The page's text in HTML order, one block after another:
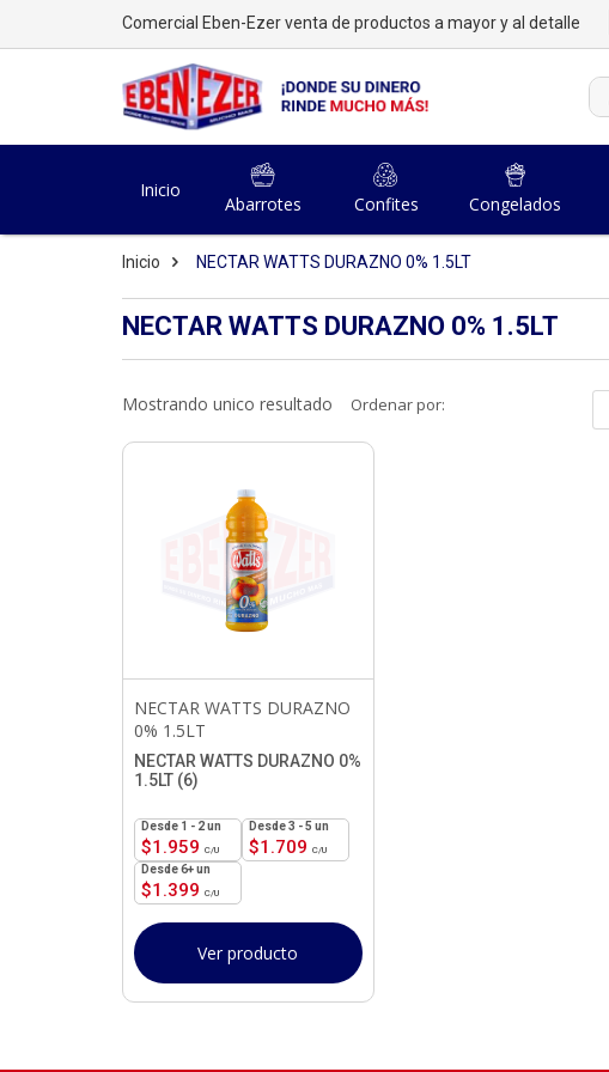
Comercial Eben-Ezer venta de productos a mayor y al detalle
Inicio
Abarrotes Confites Congelados
Inicio NECTAR WATTS DURAZNO 0% 1.5LT
NECTAR WATTS DURAZNO 0% 1.5LT
Mostrando unico resultado Ordenar por:
NECTAR WATTS DURAZNO
0% 1.5LT
NECTAR WATTS DURAZNO 0%
1.5LT (6)
$1.959
1 - 2un
$1.709
3 - 5 un
$1.399
6+ un
Ver producto